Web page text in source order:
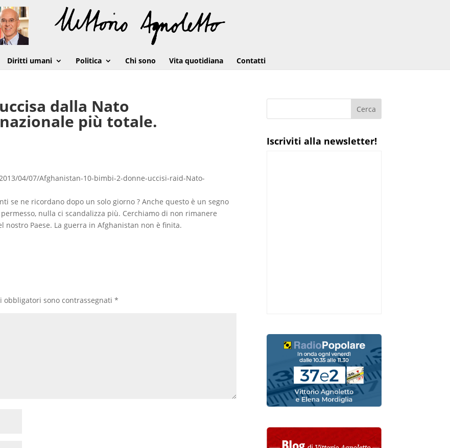
Diritti umani Politica Chi sono Vita quotidiana Contatti
dalla Nato
più totale.
04/07/Afghanistan-10-bimbi-2-donne-uccisi-raid-Nato-
se ne ricordano dopo un solo giorno ? Anche questo è un segno
nulla ci scandalizza più. Cerchiamo di non rimanere
Paese. La guerra in Afghanistan non è finita.
obbligatori sono contrassegnati*
Iscriviti alla newsletter!